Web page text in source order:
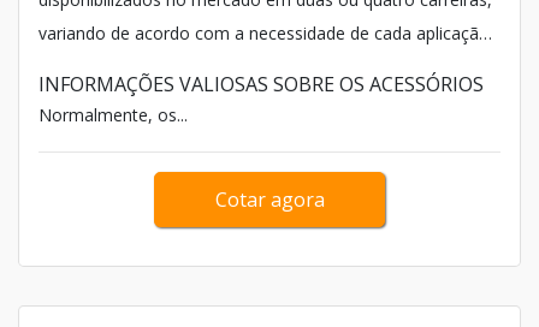
variando de acordo com a necessidade de cada aplicação.
Devido a isso, é essencial que o produto seja adquirido em
empresas de amplo conhecimento no segmento.
INFORMAÇÕES VALIOSAS SOBRE OS ACESSÓRIOS
Normalmente, os...
Cotar agora